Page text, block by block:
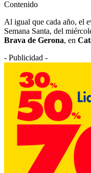
Contenido
Al igual que cada año, el
Semana Santa, del
Brava de Gerona, en
- Publicidad -